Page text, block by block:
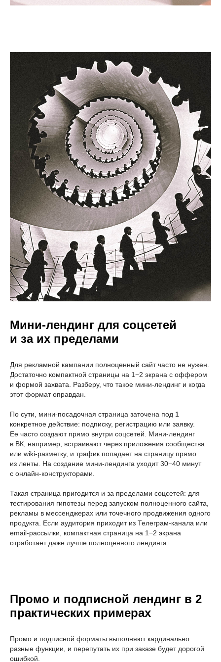
Мини-лендинг для соцсетей
и за их пределами
Для рекламной кампании полноценный сайт часто не нужен.
Достаточно компактной страницы на 1−2 экрана с оффером
и формой захвата. Разберу, что такое мини-лендинг и когда
этот формат оправдан.
По сути, мини-посадочная страница заточена под 1
конкретное действие: подписку, регистрацию или заявку.
Ее часто создают прямо внутри соцсетей. Мини-лендинг
в ВК, например, встраивают через приложения сообщества
или wiki-разметку, и трафик попадает на страницу прямо
из ленты. На создание мини-лендинга уходит 30−40 минут
с онлайн-конструкторами.
Такая страница пригодится и за пределами соцсетей: для
тестирования гипотезы перед запуском полноценного сайта,
рекламы в мессенджерах или точечного продвижения одного
продукта. Если аудитория приходит из Телеграм-канала или
email-рассылки, компактная страница на 1−2 экрана
отработает даже лучше полноценного лендинга.
Промо и подписной лендинг в 2
практических примерах
Промо и подписной форматы выполняют кардинально
разные функции, и перепутать их при заказе будет дорогой
ошибкой.